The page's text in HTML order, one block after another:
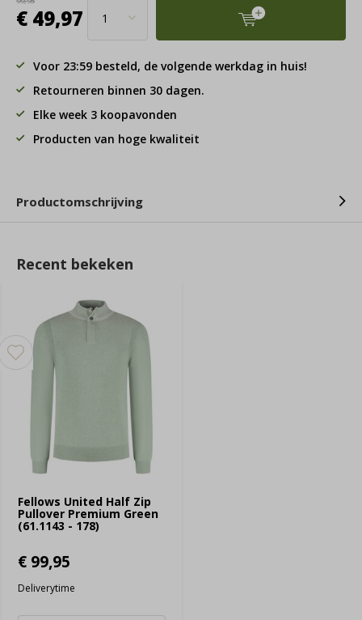
€ 49,97
Voor 23:59 besteld, de volgende werkdag in huis!
Retourneren binnen 30 dagen.
Elke week 3 koopavonden
Producten van hoge kwaliteit
Productomschrijving
Recent bekeken
Fellows United Half Zip
Pullover Premium Green
(61.1143 - 178)
€ 99,95
Deliverytime